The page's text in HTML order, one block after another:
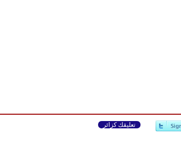
تعليقك كزائر